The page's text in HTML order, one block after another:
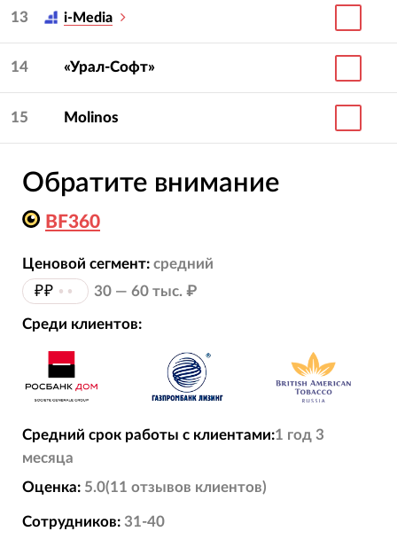
13 i-Media
14 «Урал-Софт»
15 Molinos
Обратите внимание
BF360
Ценовой сегмент: средний
₽₽ •• 30 — 60 тыс. ₽
Среди клиентов:
Средний срок работы с клиентами:1 год 3
месяца
Оценка: 5.0(11 отзывов клиентов)
Сотрудников: 31-40